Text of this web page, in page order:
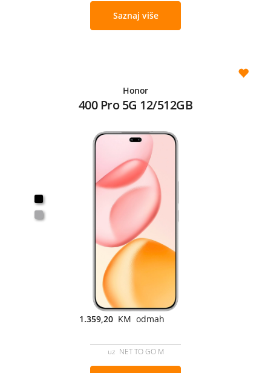
Saznaj više
Honor
400 Pro 5G 12/512GB
1.359,20 KM odmah
uz NET TO GO M